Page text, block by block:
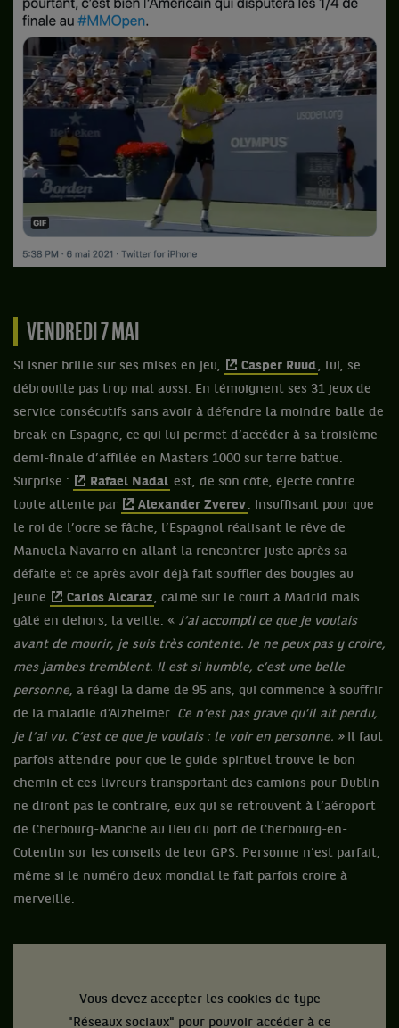
VENDREDI 7 MAI
Si Isner brille sur ses mises en jeu, Casper Ruud , lui, se
débrouille pas trop mal aussi. En témoignent ses 31 jeux de
service consécutifs sans avoir à défendre la moindre balle de
break en Espagne, ce qui lui permet d’accéder à sa troisième
demi-finale d’affilée en Masters 1000 sur terre battue.
Surprise :
Rafael Nadal est, de son côté, éjecté contre
toute attente par
Alexander Zverev . Insuffisant pour que
le roi de l’ocre se fâche, l’Espagnol réalisant le rêve de
Manuela Navarro en allant la rencontrer juste après sa
défaite et ce après avoir déjà fait souffler des bougies au
jeune
Carlos Alcaraz , calmé sur le court à Madrid mais
gâté en dehors, la veille. « J’ai accompli ce que je voulais
avant de mourir, je suis très contente. Je ne peux pas y croire,
mes jambes tremblent. Il est si humble, c’est une belle
personne, a réagi la dame de 95 ans, qui commence à souffrir
de la maladie d’Alzheimer. Ce n’est pas grave qu’il ait perdu,
je l’ai vu. C’est ce que je voulais : le voir en personne. » Il faut
parfois attendre pour que le guide spirituel trouve le bon
chemin et ces livreurs transportant des camions pour Dublin
ne diront pas le contraire, eux qui se retrouvent à l’aéroport
de Cherbourg-Manche au lieu du port de Cherbourg-en-
Cotentin sur les conseils de leur GPS. Personne n’est parfait,
même si le numéro deux mondial le fait parfois croire à
merveille.
Vous devez accepter les cookies de type
"Réseaux sociaux" pour pouvoir accéder à ce